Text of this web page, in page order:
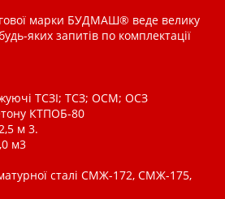
марки БУДМАШ® веде велику
яких запитів по комплектації
ТСЗІ; ТСЗ; ОСМ; ОСЗ
КТПОБ-80
м 3.
м3
сталі СМЖ-172, СМЖ-175,